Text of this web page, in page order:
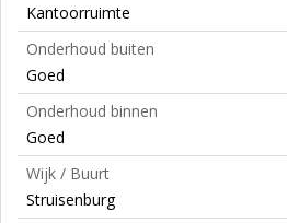
Kantoorruimte
Onderhoud buiten
Goed
Onderhoud binnen
Goed
Wijk / Buurt
Struisenburg